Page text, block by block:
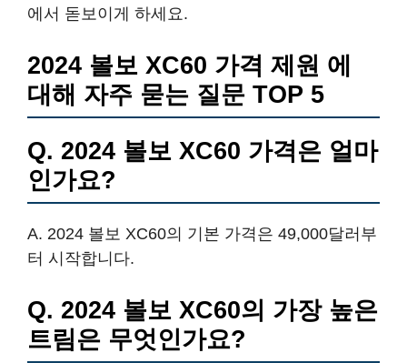
에서 돋보이게 하세요.
2024 볼보 XC60 가격 제원 에
대해 자주 묻는 질문 TOP 5
Q. 2024 볼보 XC60 가격은 얼마
인가요?
A. 2024 볼보 XC60의 기본 가격은 49,000달러부
터 시작합니다.
Q. 2024 볼보 XC60의 가장 높은
트림은 무엇인가요?